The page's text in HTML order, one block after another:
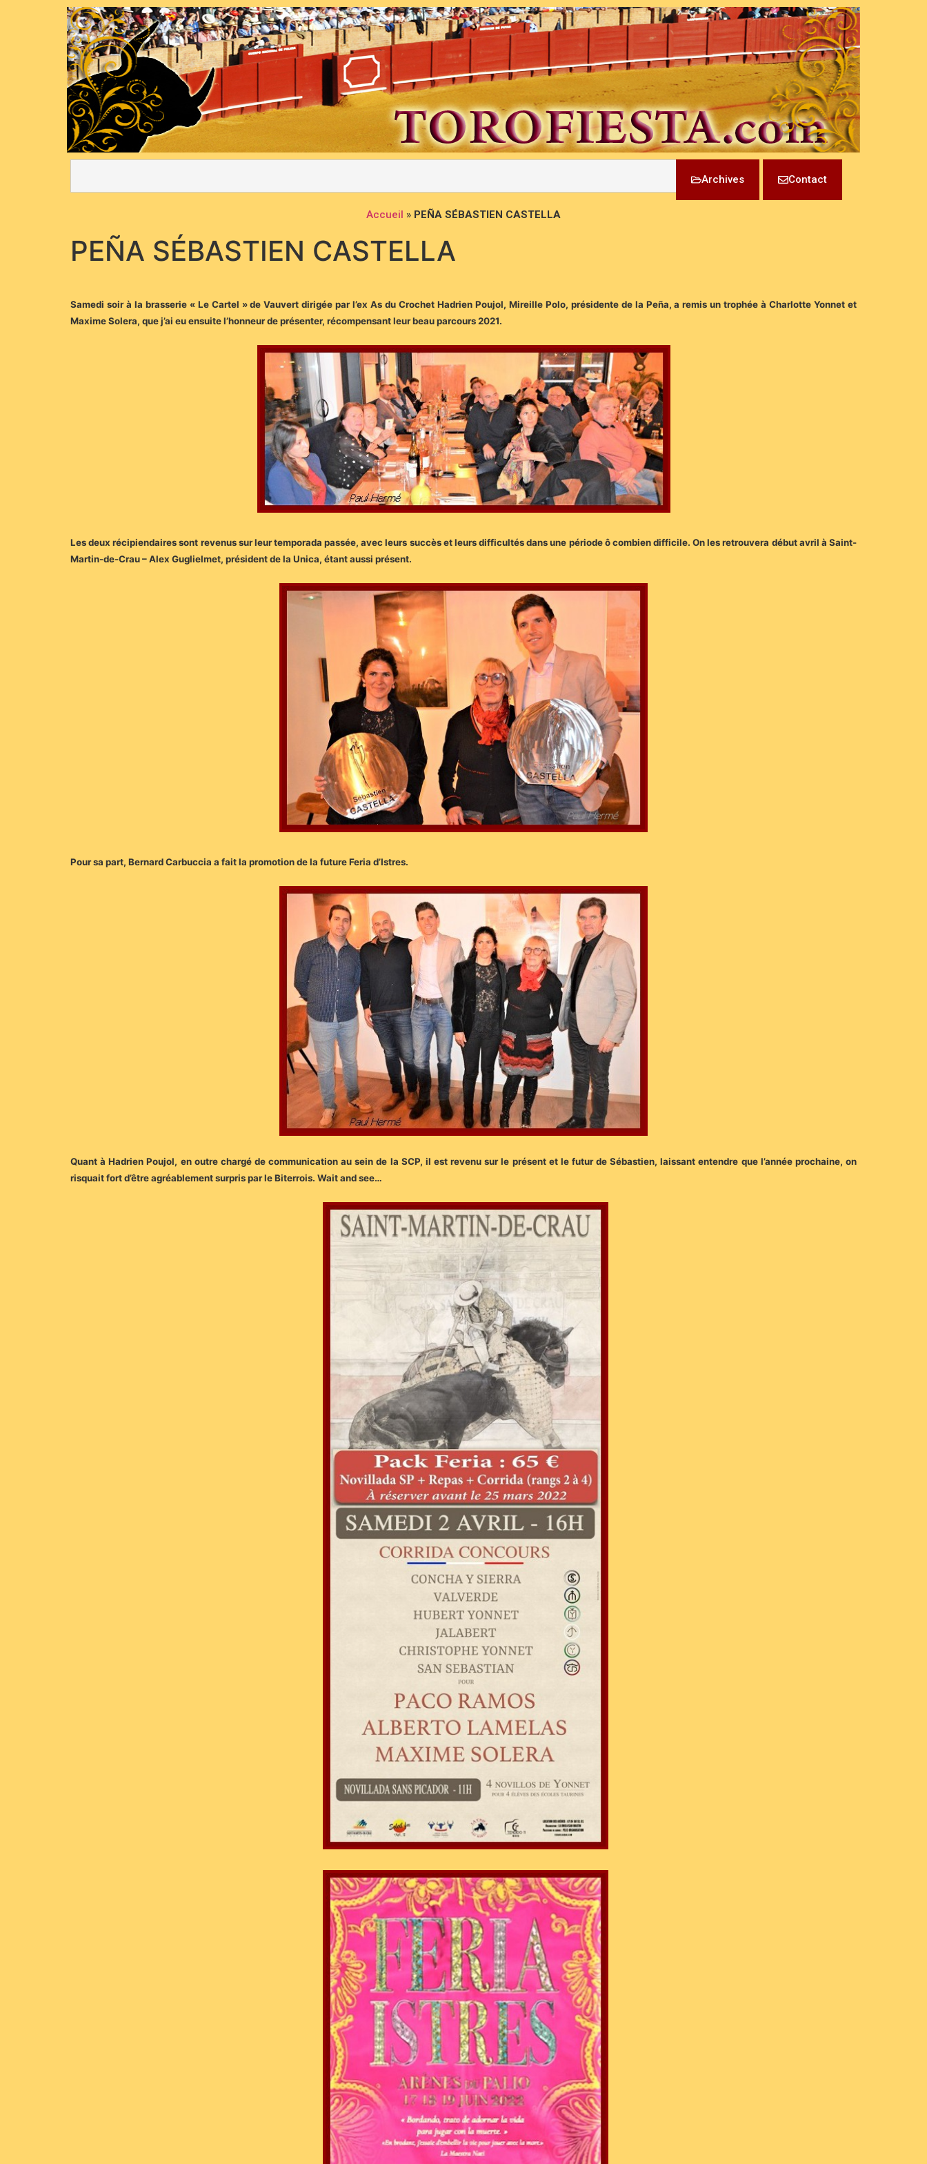
Archives Contact
Accueil » PEÑA SÉBASTIEN CASTELLA
PEÑA SÉBASTIEN CASTELLA
Samedi soir à la brasserie « Le Cartel » de Vauvert dirigée par l’ex As du Crochet Hadrien Poujol, Mireille Polo, présidente de la Peña, a remis un trophée à Charlotte Yonnet et
Maxime Solera, que j’ai eu ensuite l’honneur de présenter, récompensant leur beau parcours 2021.
Les deux récipiendaires sont revenus sur leur temporada passée, avec leurs succès et leurs difficultés dans une période ô combien difficile. On les retrouvera début avril à Saint-
Martin-de-Crau – Alex Guglielmet, président de la Unica, étant aussi présent.
Pour sa part, Bernard Carbuccia a fait la promotion de la future Feria d’Istres.
Quant à Hadrien Poujol, en outre chargé de communication au sein de la SCP, il est revenu sur le présent et le futur de Sébastien, laissant entendre que l’année prochaine, on
risquait fort d’être agréablement surpris par le Biterrois. Wait and see…